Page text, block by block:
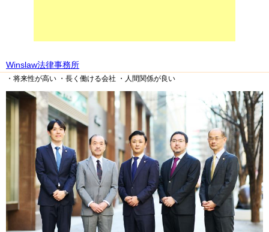
Winslaw法律事務所
・将来性が高い ・長く働ける会社 ・人間関係が良い